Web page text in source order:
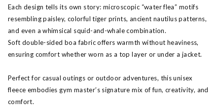
Each design tells its own story: microscopic “water flea” motifs
resembling paisley, colorful tiger prints, ancient nautilus patterns,
and even a whimsical squid-and-whale combination.
Soft double-sided boa fabric offers warmth without heaviness,
ensuring comfort whether worn as a top layer or under a jacket.
Perfect for casual outings or outdoor adventures, this unisex
fleece embodies gym master’s signature mix of fun, creativity, and
comfort.